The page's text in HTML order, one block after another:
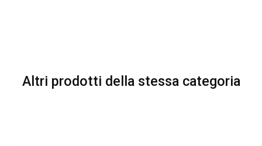
Altri prodotti della stessa categoria